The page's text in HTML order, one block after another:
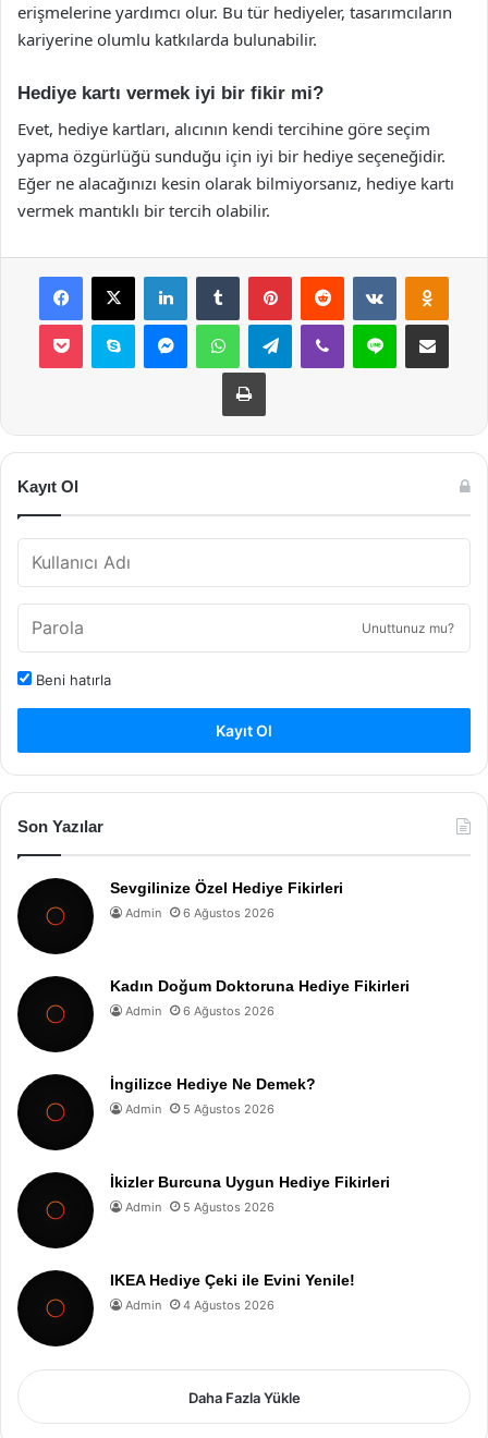
erişmelerine yardımcı olur. Bu tür hediyeler, tasarımcıların
kariyerine olumlu katkılarda bulunabilir.
Hediye kartı vermek iyi bir fikir mi?
Evet, hediye kartları, alıcının kendi tercihine göre seçim
yapma özgürlüğü sunduğu için iyi bir hediye seçeneğidir.
Eğer ne alacağınızı kesin olarak bilmiyorsanız, hediye kartı
vermek mantıklı bir tercih olabilir.
Facebook
X LinkedInTumblr PinterestReddit VKontakte
Pocket Skype MessengerWhatsAppTelegramViber Line E-Posta ile
Yazdır
Kayıt Ol
Unuttunuz mu?
Beni hatırla
Kayıt Ol
Son Yazılar
Sevgilinize Özel Hediye Fikirleri
Admin 6 Ağustos 2026
Kadın Doğum Doktoruna Hediye Fikirleri
Admin 6 Ağustos 2026
İngilizce Hediye Ne Demek?
Admin 5 Ağustos 2026
İkizler Burcuna Uygun Hediye Fikirleri
Admin 5 Ağustos 2026
IKEA Hediye Çeki ile Evini Yenile!
Admin 4 Ağustos 2026
Daha Fazla Yükle